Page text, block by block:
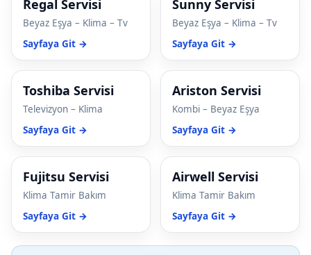
panel
panel
panel
panel
panel
panel
panel
Panel
Regal Servisi
Beyaz Eşya – Klima – Tv
Sayfaya Git →
Sunny Servisi
Beyaz Eşya – Klima – Tv
Sayfaya Git →
Toshiba Servisi
Televizyon – Klima
Sayfaya Git →
Ariston Servisi
Kombi – Beyaz Eşya
Sayfaya Git →
Fujitsu Servisi
Klima Tamir Bakım
Sayfaya Git →
Airwell Servisi
Klima Tamir Bakım
Sayfaya Git →